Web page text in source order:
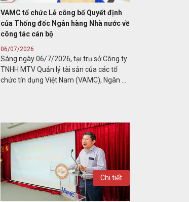
VAMC tổ chức Lễ công bố Quyết định
của Thống đốc Ngân hàng Nhà nước về
công tác cán bộ
06/07/2026
Sáng ngày 06/7/2026, tại trụ sở Công ty
TNHH MTV Quản lý tài sản của các tổ
chức tín dụng Việt Nam (VAMC), Ngân ...
Chi tiết